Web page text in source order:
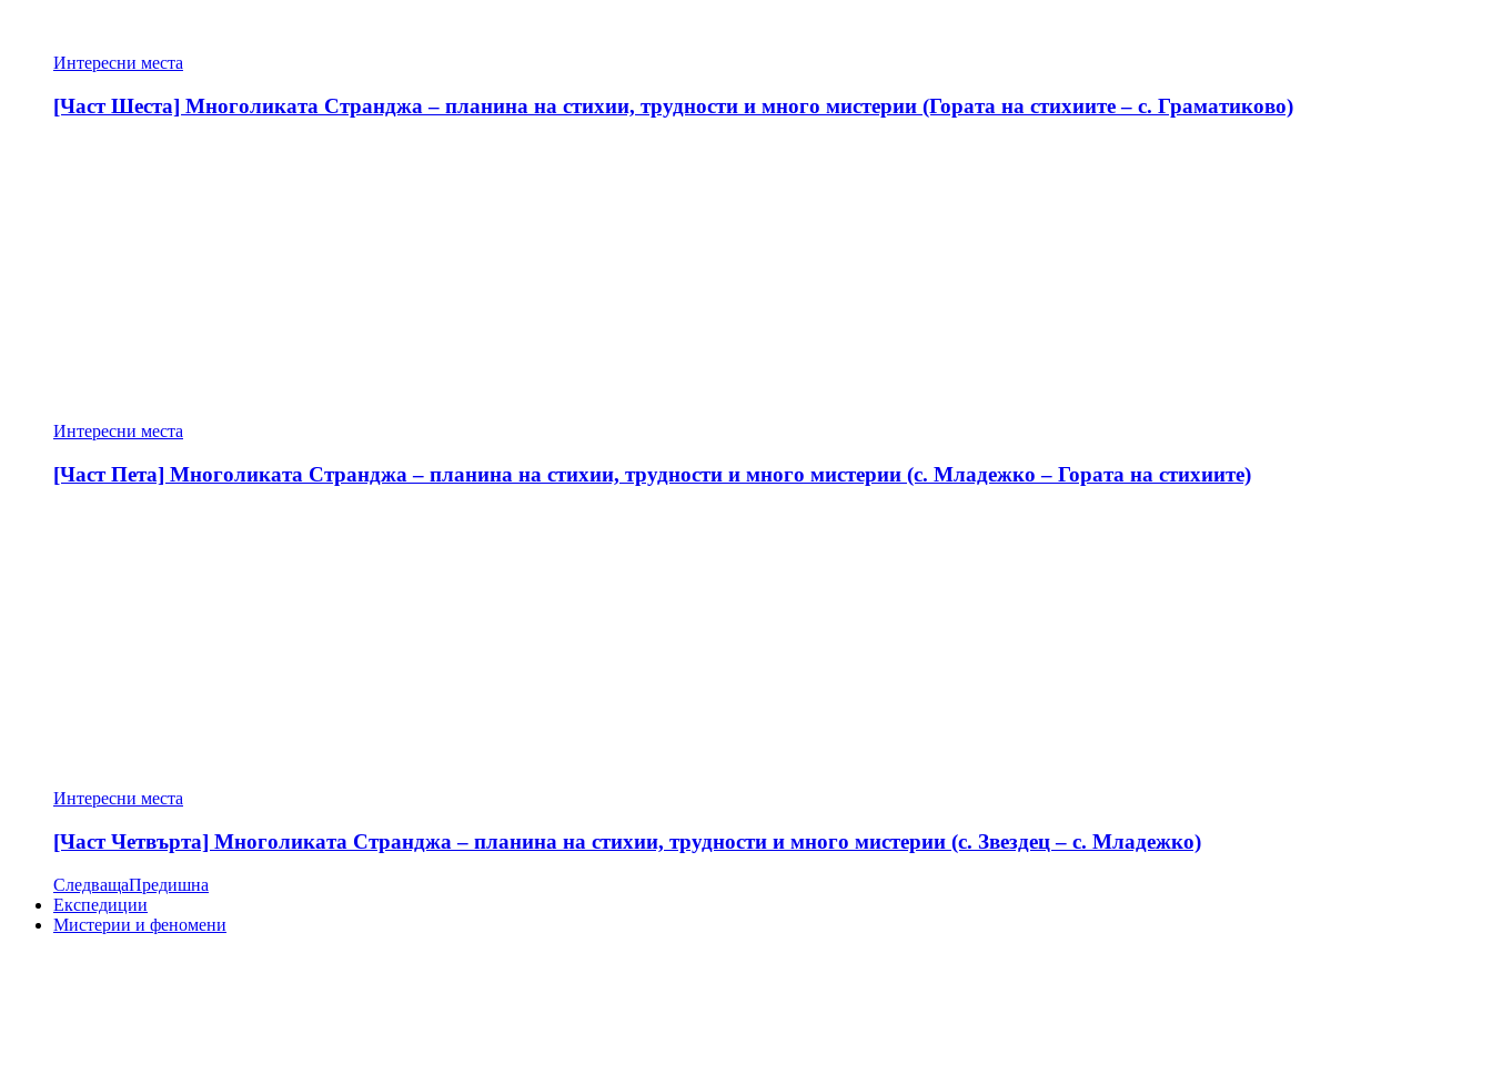
Интересни места
[Част Шеста] Многоликата Странджа – планина на стихии, трудности и много мистерии (Гората на стихиите – с. Граматиково)
Интересни места
[Част Пета] Многоликата Странджа – планина на стихии, трудности и много мистерии (с. Младежко – Гората на стихиите)
Интересни места
[Част Четвърта] Многоликата Странджа – планина на стихии, трудности и много мистерии (с. Звездец – с. Младежко)
СледващаПредишна
Експедиции
Мистерии и феномени